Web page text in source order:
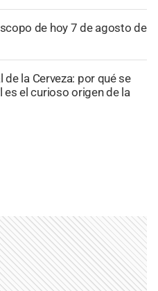
de hoy 7 de agosto de
de la Cerveza: por qué se
el curioso origen de la